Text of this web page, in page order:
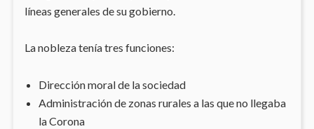
líneas generales de su gobierno.
La nobleza tenía tres funciones:
Dirección moral de la sociedad
Administración de zonas rurales a las que no llegaba
la Corona